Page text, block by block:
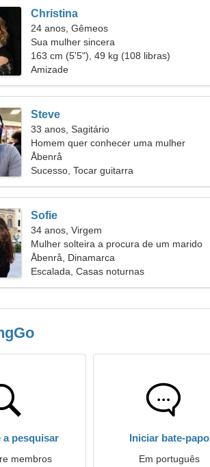
Christina
24 anos, Gêmeos
Sua mulher sincera
163 cm (5'5"), 49 kg (108 libras)
Amizade
Steve
33 anos, Sagitário
Homem quer conhecer uma mulher
Åbenrå
Sucesso, Tocar guitarra
Sofie
34 anos, Virgem
Mulher solteira a procura de um marido
Åbenrå, Dinamarca
Escalada, Casas noturnas
a pesquisar
membros
Iniciar bate-papo
Em português